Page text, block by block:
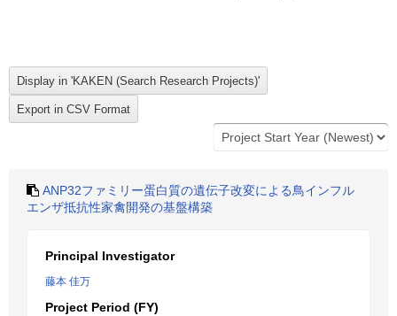
ANP32ファミリー蛋白質の遺伝子改変による鳥インフル
エンザ抵抗性家禽開発の基盤構築
Principal Investigator
藤本 佳万
Project Period (FY)